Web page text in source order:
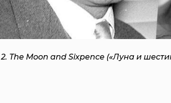
2. The Moon and Sixpence («Луна и